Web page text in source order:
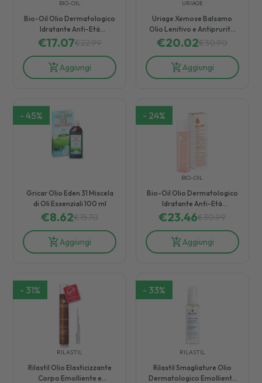
BIO-OIL
Bio-Oil Olio Dermatologico
Idratante Anti-Età
Uniformante Rigenerante
€17.07€22.99
Aggiungi
URIAGE
Uriage Xemose Balsamo
Olio Lenitivo e Antiprurito
500 ml
€20.02€30.90
Aggiungi
-45%
Gricar Olio Eden 31 Miscela
di Oli Essenziali 100 ml
€8.62€15.70
Aggiungi
- 24%
BIO-OIL
Bio-Oil Olio Dermatologico
Idratante Anti-Età
Uniformante Rigenerante
€23.46€30.99
Aggiungi
- 31%
RILASTIL
Rilastil Olio Elasticizzante
Corpo Emolliente e
- 33%
RILASTIL
Rilastil Smagliature Olio
Dermatologico Emolliente